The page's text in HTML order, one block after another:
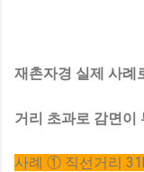
재촌자경 실제 사례
거리 초과로 감면이
사례 ① 직선거리